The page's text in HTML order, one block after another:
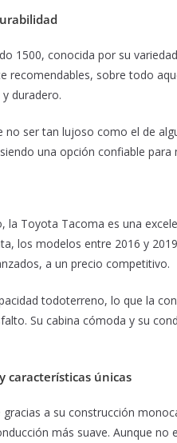
1500, conocida por su
recomendables, sobre todo
duradero.
no ser tan lujoso como el de
una opción confiable para
la Toyota Tacoma es una
los modelos entre 2016 y
a un precio competitivo.
todoterreno, lo que la
Su cabina cómoda y su
características únicas
a su construcción
más suave. Aunque no